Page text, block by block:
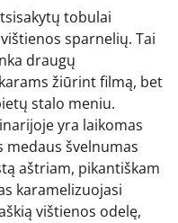
tobulai
sparnelių. Tai
draugų
žiūrint filmą, bet
stalo meniu.
yra laikomas
medaus švelnumas
aštriam, pikantiškam
karamelizuojasi
vištienos odelę,